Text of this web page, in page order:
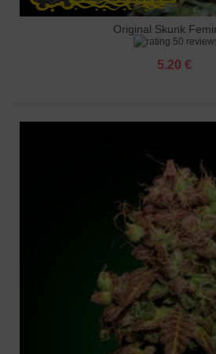
Original Skunk
50
5.20 €